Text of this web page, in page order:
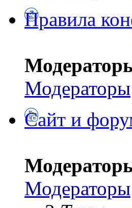
Правила
Модераторы
Сайт и
Модераторы